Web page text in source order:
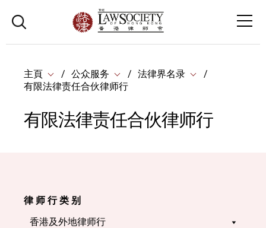
主頁 公众服务
法律界名录
有限法律责任合伙律师行
有限法律责任合伙律师行
律 师 行 类 别